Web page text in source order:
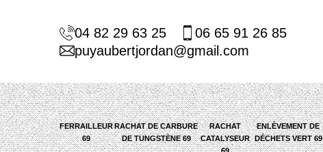
04 82 29 63 25
06 65 91 26 85
puyaubertjordan@gmail.com
FERRAILLEUR
69
RACHAT DE CARBURE
DE TUNGSTÈNE 69
RACHAT
CATALYSEUR
ENLÈVEMENT DE
DÉCHETS VERT 69